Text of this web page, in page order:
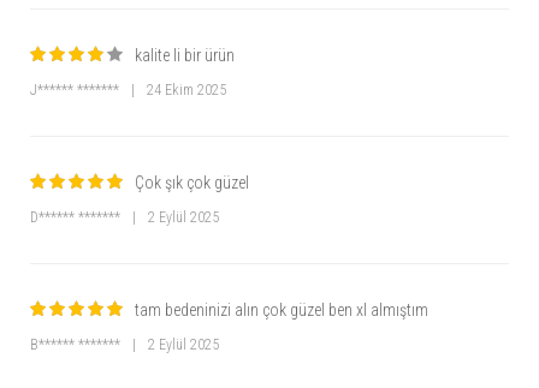
kalite li bir ürün
J****** ******* 24 Ekim 2025
Çok şık çok güzel
D****** ******* 2 Eylül 2025
tam bedeninizi alın çok güzel ben xl almıştım
B****** ******* 2 Eylül 2025